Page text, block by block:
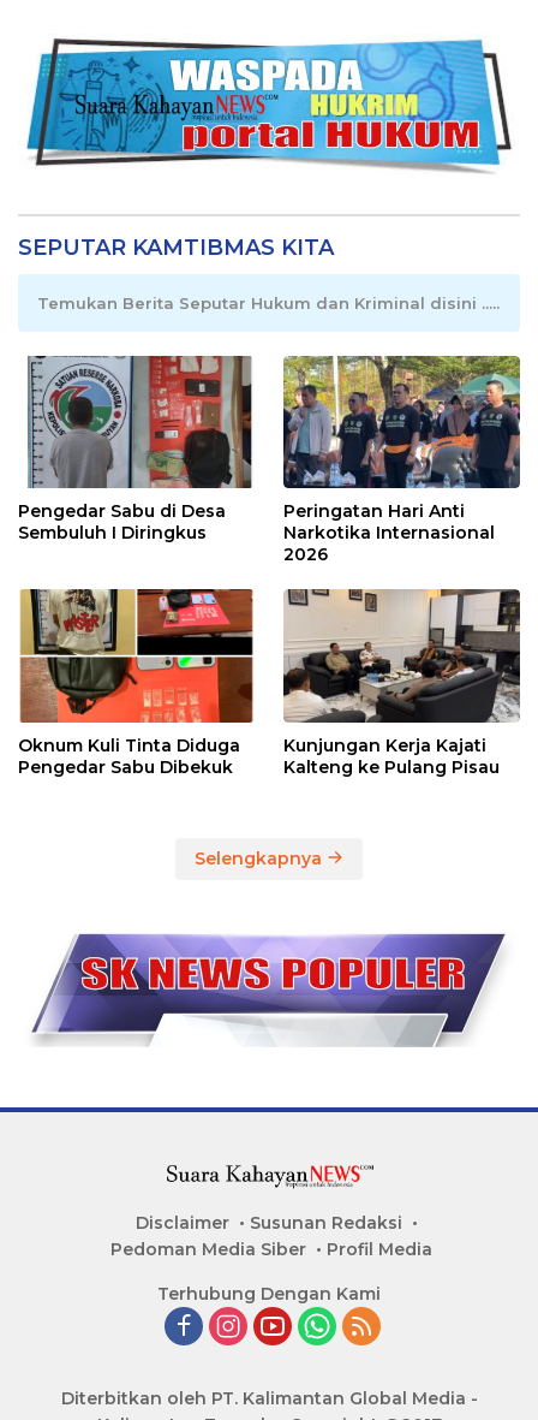
SEPUTAR KAMTIBMAS KITA
Temukan Berita Seputar Hukum dan Kriminal disini .....
Pengedar Sabu di Desa
Sembuluh I Diringkus
Peringatan Hari Anti
Narkotika Internasional
2026
Oknum Kuli Tinta Diduga
Pengedar Sabu Dibekuk
Kunjungan Kerja Kajati
Kalteng ke Pulang Pisau
Selengkapnya
Disclaimer
Susunan Redaksi
Pedoman Media Siber
Profil Media
Terhubung Dengan Kami
Diterbitkan oleh PT. Kalimantan Global Media -